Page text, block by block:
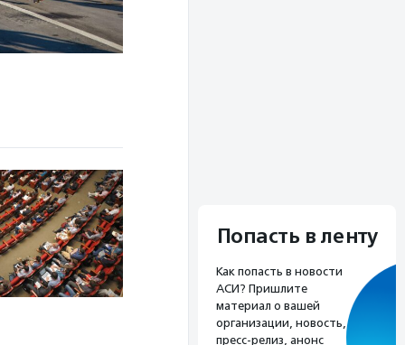
Попасть в ленту
Как попасть в новости
АСИ? Пришлите
материал о вашей
организации, новость,
пресс-релиз, анонс